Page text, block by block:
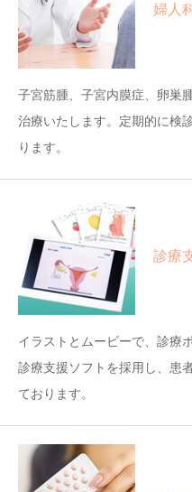
婦人
子宮筋腫、子宮内膜症、卵巣
治療いたします。定期的に検
ります。
診療
イラストとムービーで、診療
診療支援ソフトを採用し、患
ております。